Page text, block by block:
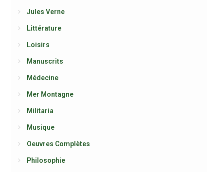
Jules Verne
Littérature
Loisirs
Manuscrits
Médecine
Mer Montagne
Militaria
Musique
Oeuvres Complètes
Philosophie